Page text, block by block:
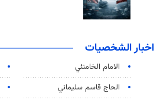
اخبار الشخصيات
الامام الخامنئي
الحاج قاسم سليماني